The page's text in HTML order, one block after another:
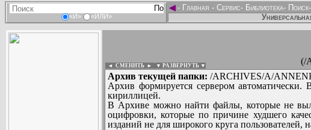
«И» «ИЛИ»
◄- Главная - Сервис- Библиотека- Поиск-
(/
◄ СМЕНИТЬ ► ▼ РАЗВЕРНУТЬ ▼
Архив текущей папки: /ARCHIVES/A/
Архив формируется сервером
кириллицей.
В Архиве можно найти файлы, которые не
оцифровки, которые по причине худшего
изданий не для широкого круга пользователей,